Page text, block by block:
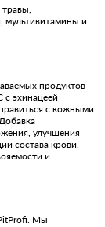
мультивитамины и
продуктов
с эхинацеей
с кожными
улучшения
состава крови.
и
Мы